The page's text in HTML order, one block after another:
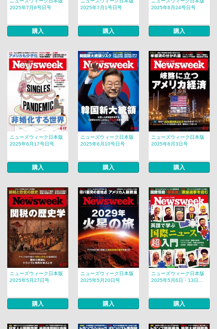
2025年7月8号日号
購入
2025年7月1号日号
購入
2025年6月24号日号
購入
ニューズウィーク日本版
2025年6月17号日号
購入
ニューズウィーク日本版
2025年6月10号日号
購入
ニューズウィーク日本版
2025年6月3日号
購入
ニューズウィーク日本版
2025年5月27日号
購入
ニューズウィーク日本版
2025年5月20日号
購入
ニューズウィーク日本版
2025年5月6日・13日...
購入